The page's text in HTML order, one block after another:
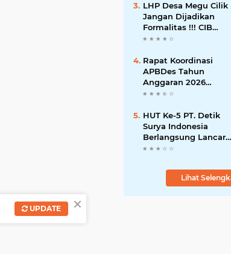
Pengawasan
LHP Desa Megu Cilik
Jangan Dijadikan
Formalitas !!! CIB
Desak Inspektorat
dan Hentikan Dugaan
Permainan Oknum
Rapat Koordinasi
APBDes Tahun
Anggaran 2026
Semester II,
Sokobanah Libatkan
Desa
HUT Ke-5 PT. Detik
Surya Indonesia
Berlangsung Lancar
dan Profesional,
Wartawan
Lihat
×
UPDATE